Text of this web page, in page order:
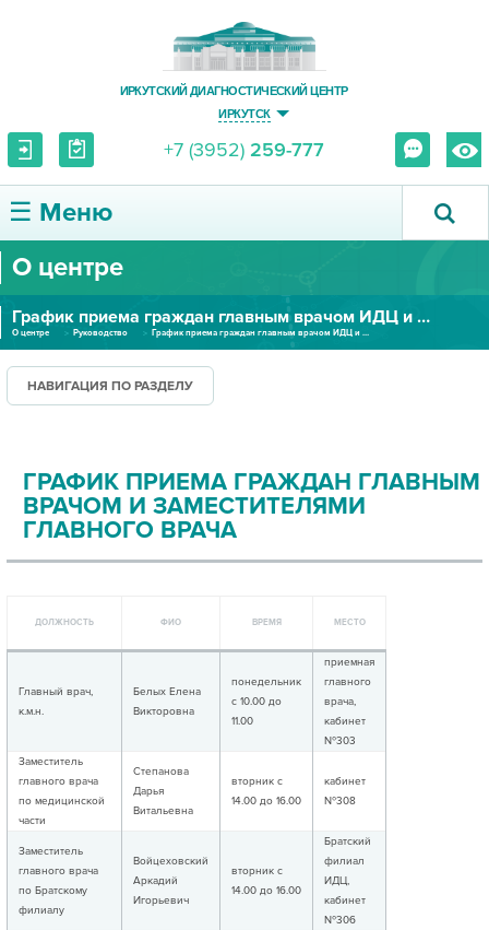
ИРКУТСКИЙ ДИАГНОСТИЧЕСКИЙ ЦЕНТР
ИРКУТСК
+7 (3952) 259-777
☰ Меню
О ЦЕНТРЕ
УСЛУГИ И ЦЕНЫ
ПАЦИЕНТУ
ПРАВОВАЯ ИНФОРМАЦИЯ
О центре
График приема граждан главным врачом ИДЦ и заместителями главного врача
О центре Руководство График приема граждан главным врачом ИДЦ и заместителями главного врача
НАВИГАЦИЯ ПО РАЗДЕЛУ
ГРАФИК ПРИЕМА ГРАЖДАН ГЛАВНЫМ
ВРАЧОМ И ЗАМЕСТИТЕЛЯМИ
ГЛАВНОГО ВРАЧА
ДОЛЖНОСТЬ ФИО ВРЕМЯ МЕСТО
Главный врач,
к.м.н.
Белых Елена
Викторовна
понедельник
с 10.00 до
11.00
приемная
главного
врача,
кабинет
№303
Заместитель
главного врача
по медицинской
части
Степанова
Дарья
Витальевна
вторник с
14.00 до 16.00
кабинет
№308
Заместитель
главного врача
по Братскому
филиалу
Войцеховский
Аркадий
Игорьевич
вторник с
14.00 до 16.00
Братский
филиал
ИДЦ,
кабинет
№306